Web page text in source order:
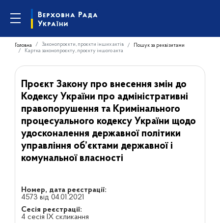
Головна Законопроєкти, проєкти інших актів
Пошук за реквізитами
Картка законопроєкту, проєкту іншого акта
Проєкт Закону про внесення змін до
Кодексу України про адміністративні
правопорушення та Кримінального
процесуального кодексу України щодо
удосконалення державної політики
управління об’єктами державної і
комунальної власності
Номер, дата реєстрації:
4573 від 04.01.2021
Сесія реєстрації:
4 сесія IX скликання